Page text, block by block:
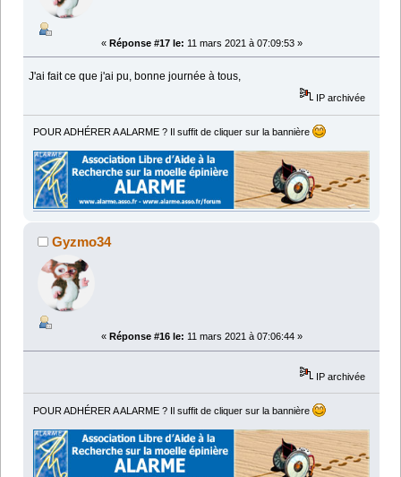
« Réponse #17 le: 11 mars 2021 à 07:09:53 »
J'ai fait ce que j'ai pu, bonne journée à tous,
IP archivée
POUR ADHÉRER A ALARME ? Il suffit de cliquer sur la bannière
Gyzmo34
« Réponse #16 le: 11 mars 2021 à 07:06:44 »
IP archivée
POUR ADHÉRER A ALARME ? Il suffit de cliquer sur la bannière